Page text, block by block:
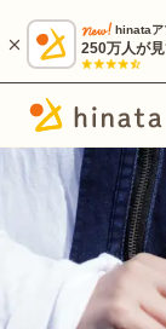
hinataア
250万人が